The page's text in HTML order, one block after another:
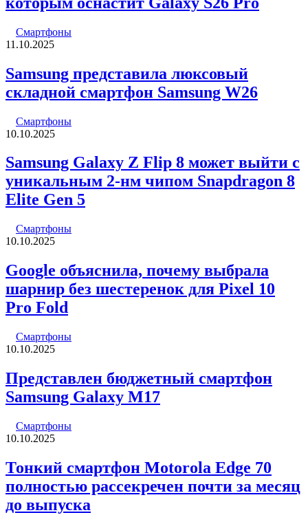
Смартфоны
11.10.2025
Samsung представила люксовый
складной смартфон Samsung W26
Смартфоны
10.10.2025
Samsung Galaxy Z Flip 8 может выйти с
уникальным 2-нм чипом Snapdragon 8
Elite Gen 5
Смартфоны
10.10.2025
Google объяснила, почему выбрала
шарнир без шестеренок для Pixel 10
Pro Fold
Смартфоны
10.10.2025
Представлен бюджетный смартфон
Samsung Galaxy M17
Смартфоны
10.10.2025
Тонкий смартфон Motorola Edge 70
полностью рассекречен почти за месяц
до выпуска